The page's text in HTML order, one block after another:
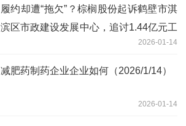
履约却遭“拖欠”？棕榈股份起诉鹤壁市淇
滨区市政建设发展中心，追讨1.44亿元工
2026-01-14
减肥药制药企业企业如何（2026/1/14）
2026-01-14